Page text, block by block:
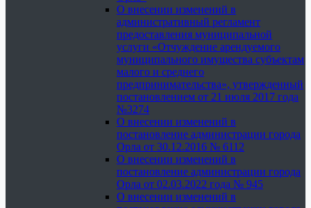
О внесении изменений в
административный регламент
предоставления муниципальной
услуги «Отчуждение арендуемого
муниципального имущества субъектам
малого и среднего
предпринимательства», утвержденный
постановлением от 21 июля 2017 года
№3274
О внесении изменений в
постановление администрации города
Орла от 30.12.2016 № 6112
О внесении изменений в
постановление администрации города
Орла от 02.03.2022 года № 945
О внесении изменений в